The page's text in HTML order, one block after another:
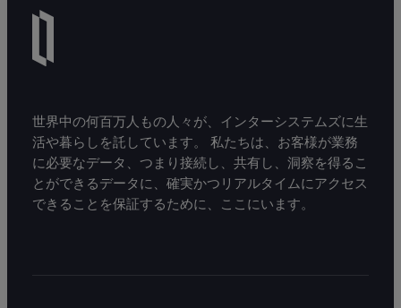
世界中の何百万人もの人々が、インターシステムズに生
活や暮らしを託しています。 私たちは、お客様が業務
に必要なデータ、つまり接続し、共有し、洞察を得るこ
とができるデータに、確実かつリアルタイムにアクセス
できることを保証するために、ここにいます。